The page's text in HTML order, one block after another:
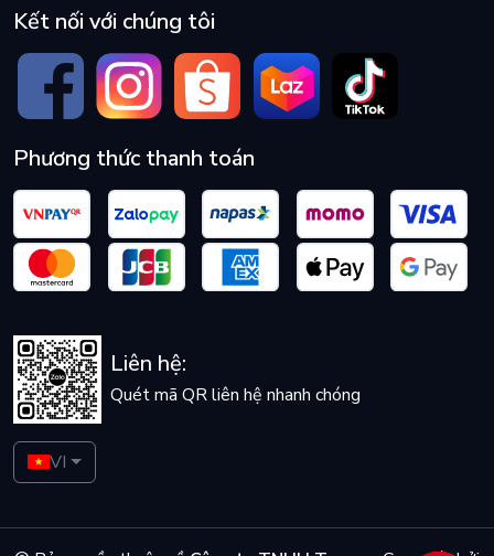
Kết nối với chúng tôi
Phương thức thanh toán
Liên hệ:
Quét mã QR liên hệ nhanh chóng
VI